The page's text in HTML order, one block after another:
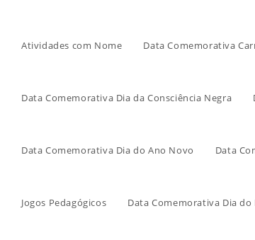
Atividades com Nome Data Comemorativa
Data Comemorativa Dia da Consciência Negra
Data Comemorativa Dia do Ano Novo Data
Jogos Pedagógicos Data Comemorativa Dia